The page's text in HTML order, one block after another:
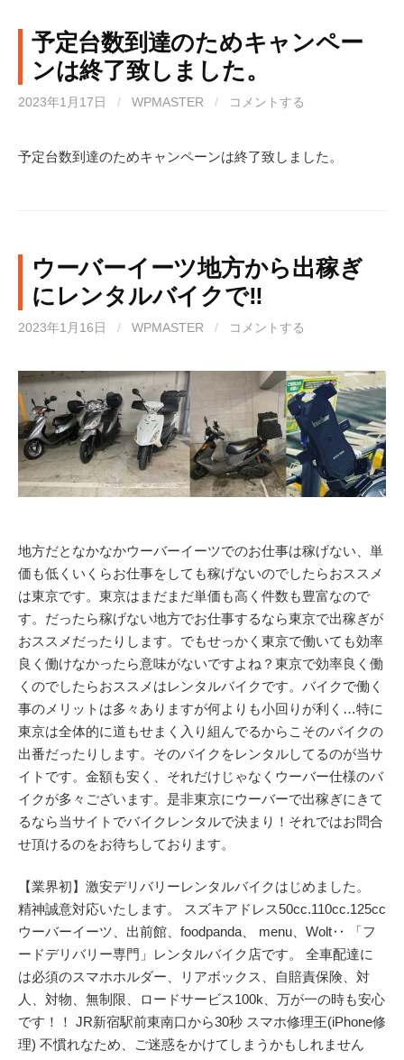
予定台数到達のためキャンペー
ンは終了致しました。
2023年1月17日 / WPMASTER / コメントする
予定台数到達のためキャンペーンは終了致しました。
ウーバーイーツ地方から出稼ぎ
にレンタルバイクで‼︎
2023年1月16日 / WPMASTER / コメントする
地方だとなかなかウーバーイーツでのお仕事は稼げない、単
価も低くいくらお仕事をしても稼げないのでしたらおススメ
は東京です。東京はまだまだ単価も高く件数も豊富なので
す。だったら稼げない地方でお仕事するなら東京で出稼ぎが
おススメだったりします。でもせっかく東京で働いても効率
良く働けなかったら意味がないですよね？東京で効率良く働
くのでしたらおススメはレンタルバイクです。バイクで働く
事のメリットは多々ありますが何よりも小回りが利く…特に
東京は全体的に道もせまく入り組んでるからこそのバイクの
出番だったりします。そのバイクをレンタルしてるのが当サ
イトです。金額も安く、それだけじゃなくウーバー仕様のバ
イクが多々ございます。是非東京にウーバーで出稼ぎにきて
るなら当サイトでバイクレンタルで決まり！それではお問合
せ頂けるのをお待ちしております。
【業界初】激安デリバリーレンタルバイクはじめました。
精神誠意対応いたします。 スズキアドレス50cc.110cc.125cc
ウーバーイーツ、出前館、foodpanda、 menu、Wolt‥ 「フ
ードデリバリー専門」レンタルバイク店です。 全車配達に
は必須のスマホホルダー、リアボックス、自賠責保険、対
人、対物、無制限、ロードサービス100k、万が一の時も安心
です！！ JR新宿駅前東南口から30秒 スマホ修理王(iPhone修
理) 不慣れなため、ご迷惑をかけてしまうかもしれません